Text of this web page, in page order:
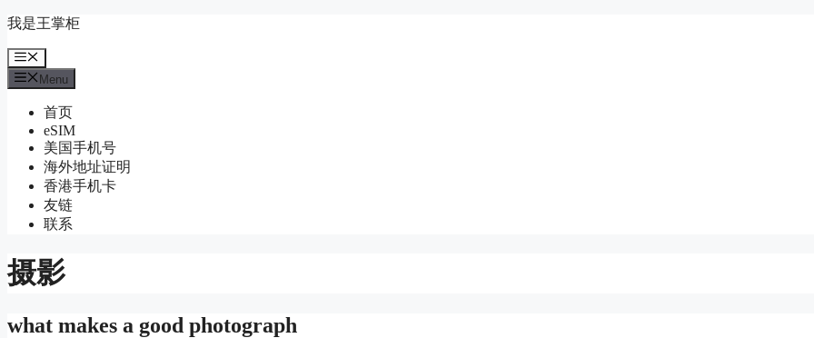
Skip
content
我是王掌柜
Menu
Menu
首页
eSIM
美国手机号
海外地址证明
香港手机卡
友链
联系
摄影
what makes a good photograph